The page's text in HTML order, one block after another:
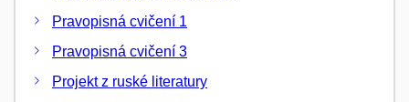
Pravopisná cvičení 1
Pravopisná cvičení 3
Projekt z ruské literatury